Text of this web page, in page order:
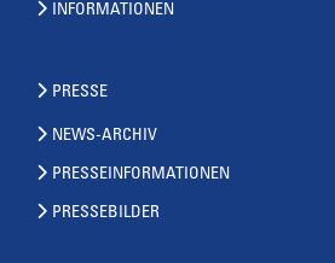
INFORMATIONEN
PRESSE
NEWS-ARCHIV
PRESSEINFORMATIONEN
PRESSEBILDER